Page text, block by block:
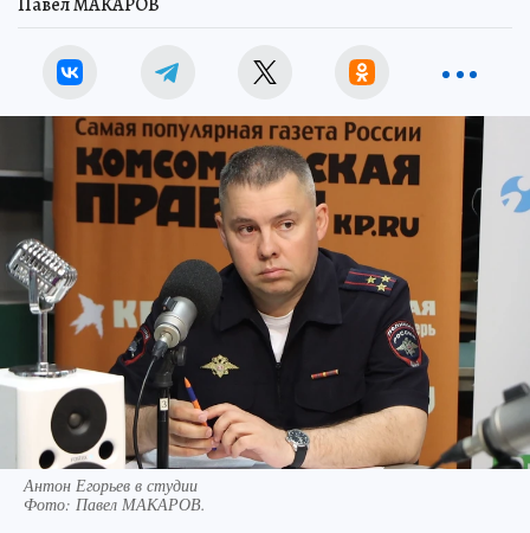
Антон Егорьев в студии
Фото: Павел МАКАРОВ.